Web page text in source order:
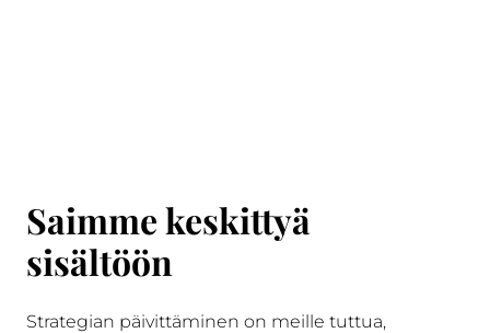
Saimme keskittyä
sisältöön
Strategian päivittäminen on meille tuttua,